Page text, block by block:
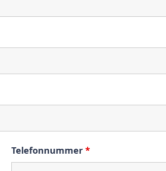
Telefonnummer *